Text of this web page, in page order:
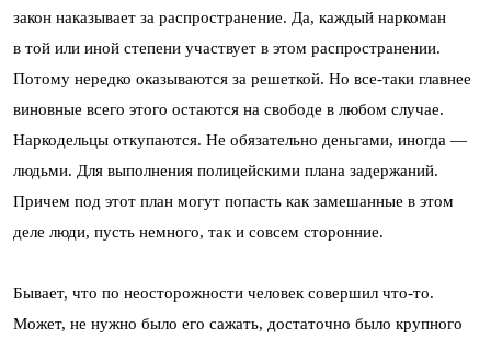
закон наказывает за распространение. Да, каждый наркоман
в той или иной степени участвует в этом распространении.
Потому нередко оказываются за решеткой. Но все-таки главнее
виновные всего этого остаются на свободе в любом случае.
Наркодельцы откупаются. Не обязательно деньгами, иногда —
людьми. Для выполнения полицейскими плана задержаний.
Причем под этот план могут попасть как замешанные в этом
деле люди, пусть немного, так и совсем сторонние.
Бывает, что по неосторожности человек совершил что-то.
Может, не нужно было его сажать, достаточно было крупного